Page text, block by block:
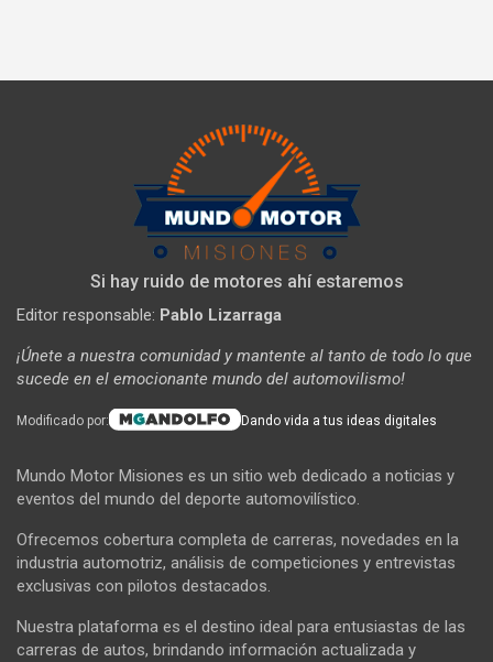
Si hay ruido de motores ahí estaremos
Editor responsable: Pablo Lizarraga
¡Únete a nuestra comunidad y mantente al tanto de todo lo que
sucede en el emocionante mundo del automovilismo!
Modificado por: Dando vida a tus ideas digitales
Mundo Motor Misiones es un sitio web dedicado a noticias y
eventos del mundo del deporte automovilístico.
Ofrecemos cobertura completa de carreras, novedades en la
industria automotriz, análisis de competiciones y entrevistas
exclusivas con pilotos destacados.
Nuestra plataforma es el destino ideal para entusiastas de las
carreras de autos, brindando información actualizada y